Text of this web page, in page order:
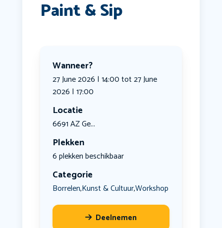
Paint & Sip
Wanneer?
27 June 2026 | 14:00 tot 27 June
2026 | 17:00
Locatie
6691 AZ Ge...
Plekken
6 plekken beschikbaar
Categorie
Borrelen,Kunst & Cultuur,Workshop
Deelnemen